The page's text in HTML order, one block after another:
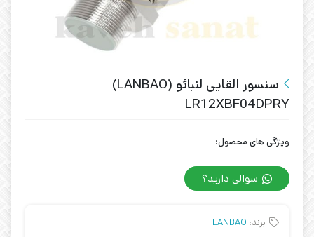
سنسور القایی لنبائو (LANBAO)
LR12XBF04DPRY
ویژگی های محصول:
سوالی دارید؟
برند: LANBAO